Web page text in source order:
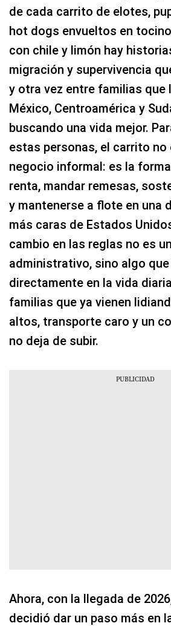
de cada carrito de elotes,
hot dogs envueltos en
con chile y limón hay
migración y supervivencia
y otra vez entre familias que
México, Centroamérica y
buscando una vida mejor.
estas personas, el carrito no
negocio informal: es la
renta, mandar remesas,
y mantenerse a flote en una
más caras de Estados
cambio en las reglas no es
administrativo, sino algo
directamente en la vida
familias que ya vienen
altos, transporte caro y un
no deja de subir.
Ahora, con la llegada de
decidió dar un paso más en